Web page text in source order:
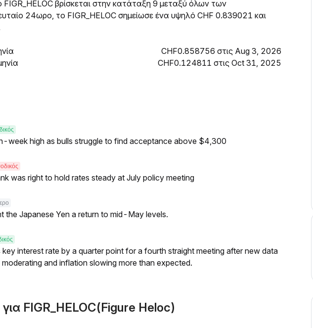
βρίσκεται στην κατάταξη 9 μεταξύ όλων των
24ωρο, το FIGR_HELOC σημείωσε ένα υψηλό CHF 0.839021 και
CHF0.858756 στις Aug 3, 2026
CHF0.124811 στις Oct 31, 2025
week high as bulls struggle to find acceptance above $4,300
was right to hold rates steady at July policy meeting
the Japanese Yen a return to mid-May levels.
key interest rate by a quarter point for a fourth straight meeting after new data
and inflation slowing more than expected.
FIGR_HELOC(Figure Heloc)